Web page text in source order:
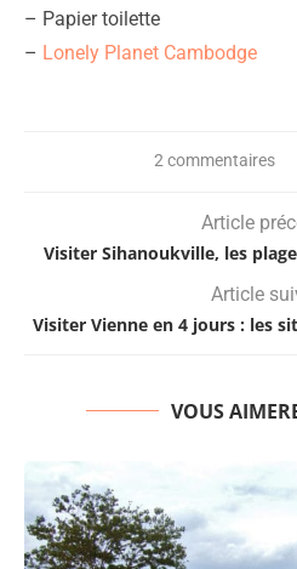
– Papier toilette
– Lonely Planet Cambodge
2 commentaires
Article
Visiter Sihanoukville, les
Article
Visiter Vienne en 4 jours : les
VOUS